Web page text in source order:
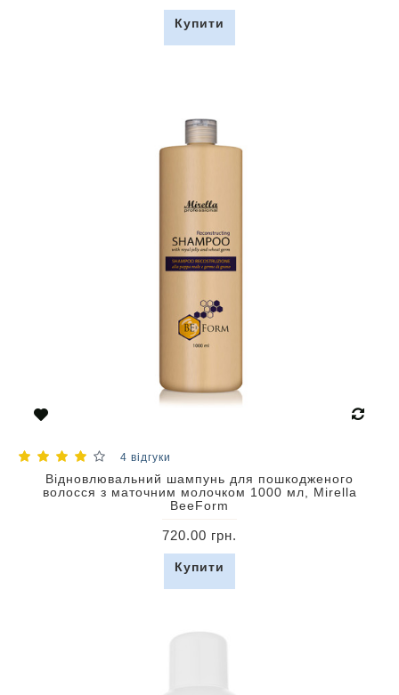
Купити
4 відгуки
Відновлювальний шампунь для пошкодженого
волосся з маточним молочком 1000 мл, Mirella
BeeForm
720.00 грн.
Купити